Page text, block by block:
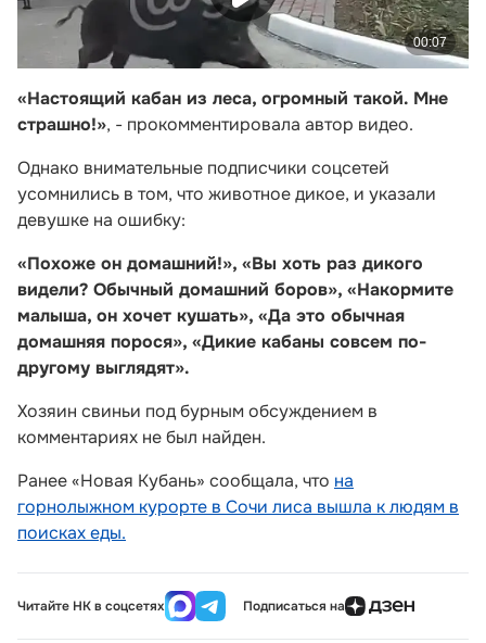
«Настоящий кабан из леса, огромный такой. Мне
страшно!», - прокомментировала автор видео.
Однако внимательные подписчики соцсетей
усомнились в том, что животное дикое, и указали
девушке на ошибку:
«Похоже он домашний!», «Вы хоть раз дикого
видели? Обычный домашний боров», «Накормите
малыша, он хочет кушать», «Да это обычная
домашняя порося», «Дикие кабаны совсем по-
другому выглядят».
Хозяин свиньи под бурным обсуждением в
комментариях не был найден.
Ранее «Новая Кубань» сообщала, что на
горнолыжном курорте в Сочи лиса вышла к людям в
поисках еды.
Читайте НК в соцсетях Подписаться на